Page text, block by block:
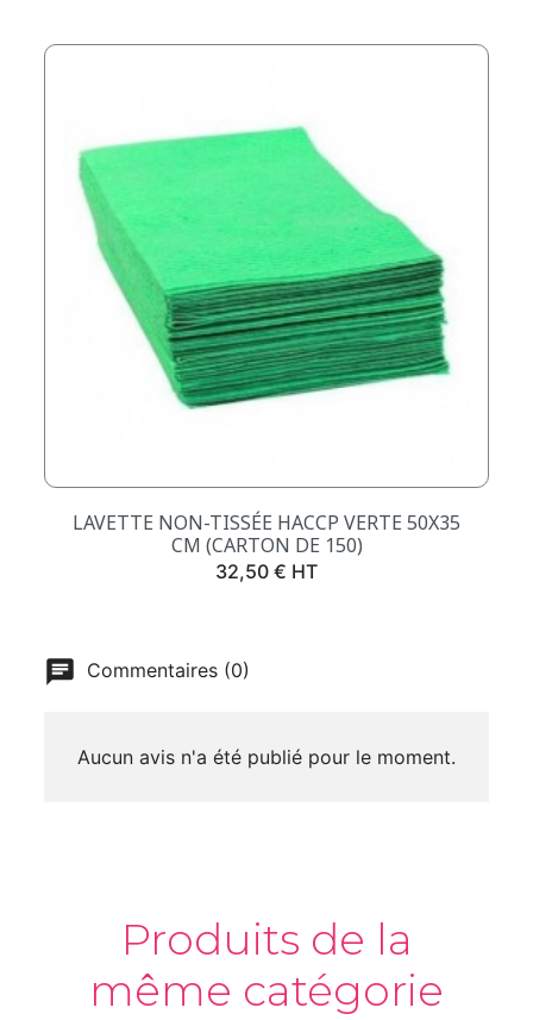
LAVETTE NON-TISSÉE HACCP VERTE 50X35
CM (CARTON DE 150)
Prix
32,50 € HT
Commentaires (0)
Aucun avis n'a été publié pour le moment.
Produits de la
même catégorie